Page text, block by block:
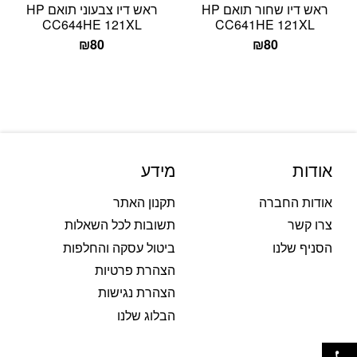
ראש דיו שחור תואם HP
CC641HE 121XL
₪80
ראש דיו צבעוני תואם HP
CC644HE 121XL
₪80
אודות
אודות החברה
צרו קשר
הסניף שלנו
מידע
תקנון האתר
תשובות לכל השאלות
ביטול עסקה והחלפות
הצהרת פרטיות
הצהרת נגישות
הבלוג שלנו
פתח סרגל נגישות